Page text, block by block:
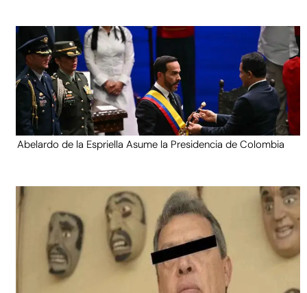
Abelardo de la Espriella Asume la Presidencia de Colombia